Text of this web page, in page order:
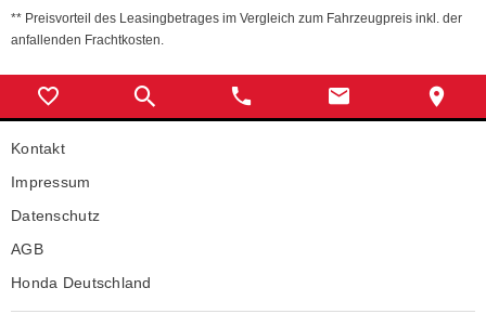
** Preisvorteil des Leasingbetrages im Vergleich zum Fahrzeugpreis inkl. der
anfallenden Frachtkosten.
Kontakt
Impressum
Datenschutz
AGB
Honda Deutschland